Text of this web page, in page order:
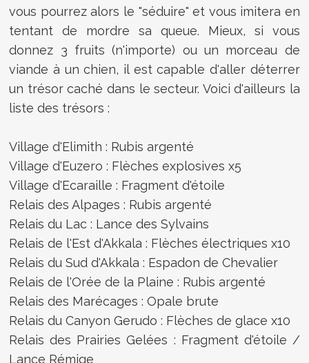
vous pourrez alors le "séduire" et vous imitera en
tentant de mordre sa queue. Mieux, si vous
donnez 3 fruits (n'importe) ou un morceau de
viande à un chien, il est capable d'aller déterrer
un trésor caché dans le secteur. Voici d'ailleurs la
liste des trésors :
Village d'Elimith : Rubis argenté
Village d'Euzero : Flèches explosives x5
Village d'Ecaraille : Fragment d'étoile
Relais des Alpages : Rubis argenté
Relais du Lac : Lance des Sylvains
Relais de l'Est d'Akkala : Flèches électriques x10
Relais du Sud d'Akkala : Espadon de Chevalier
Relais de l'Orée de la Plaine : Rubis argenté
Relais des Marécages : Opale brute
Relais du Canyon Gerudo : Flèches de glace x10
Relais des Prairies Gelées : Fragment d'étoile /
Lance Rémige